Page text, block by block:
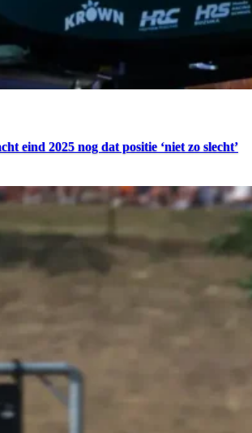
eind 2025 nog dat positie ‘niet zo slecht’